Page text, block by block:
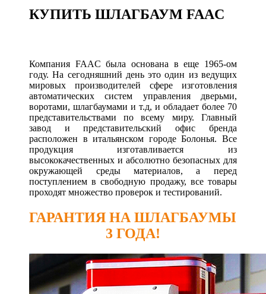
КУПИТЬ ШЛАГБАУМ FAAC
Компания FAAC была основана в еще 1965-ом
году. На сегодняшний день это один из ведущих
мировых производителей сфере изготовления
автоматических систем управления дверьми,
воротами, шлагбаумами и т.д, и обладает более 70
представительствами по всему миру. Главный
завод и представительский офис бренда
расположен в итальянском городе Болонья. Все
продукция изготавливается из
высококачественных и абсолютно безопасных для
окружающей среды материалов, а перед
поступлением в свободную продажу, все товары
проходят множество проверок и тестирований.
ГАРАНТИЯ НА ШЛАГБАУМЫ
3 ГОДА!